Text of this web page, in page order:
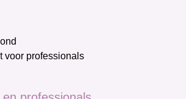
voor professionals